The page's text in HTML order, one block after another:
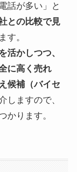
話が多い」と
との比較で見
す。
活かしつつ、
に高く売れ
候補（バイセ
しますので、
かります。